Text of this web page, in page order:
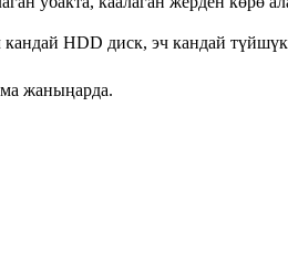
HDD диск, эч кандай
жаныңарда.